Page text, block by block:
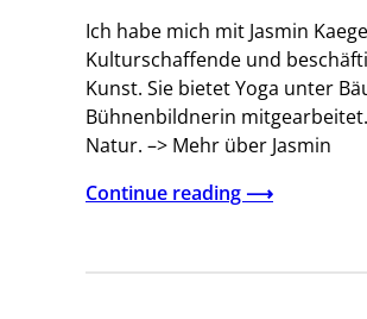
Ich habe mich mit Jasmin
Kulturschaffende und
Kunst. Sie bietet Yoga unter
Bühnenbildnerin
Natur. –> Mehr über Jasmin
Continue reading ⟶